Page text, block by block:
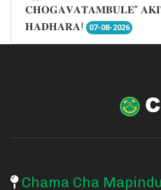
𝐂𝐇𝐎𝐆𝐀𝐕𝐀𝐓𝐀𝐌𝐁𝐔𝐋𝐄”
𝐇𝐀𝐃𝐇𝐀𝐑𝐀!
07-08-2026
Chama Cha